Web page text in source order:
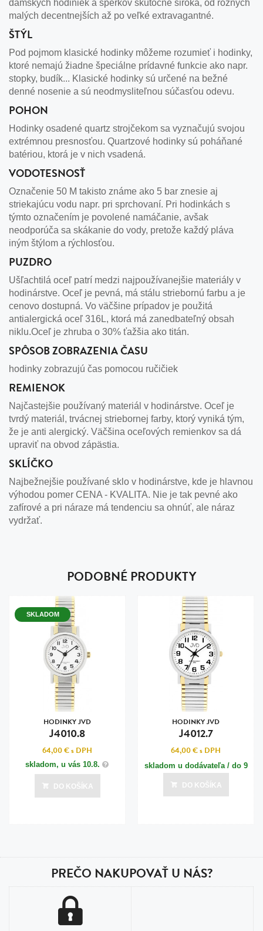
dámskych hodiniek a šperkov skutočne široká, od rôznych
malých decentnejších až po veľké extravagantné.
ŠTÝL
Pod pojmom klasické hodinky môžeme rozumieť i hodinky,
ktoré nemajú žiadne špeciálne prídavné funkcie ako napr.
stopky, budík... Klasické hodinky sú určené na bežné
denné nosenie a sú neodmysliteľnou súčasťou odevu.
POHON
Hodinky osadené quartz strojčekom sa vyznačujú svojou
extrémnou presnosťou. Quartzové hodinky sú poháňané
batériou, ktorá je v nich vsadená.
VODOTESNOSŤ
Označenie 50 M takisto známe ako 5 bar znesie aj
striekajúcu vodu napr. pri sprchovaní. Pri hodinkách s
týmto označením je povolené namáčanie, avšak
neodporúča sa skákanie do vody, pretože každý pláva
iným štýlom a rýchlosťou.
PUZDRO
Ušľachtilá oceľ patrí medzi najpoužívanejšie materiály v
hodinárstve. Oceľ je pevná, má stálu striebornú farbu a je
cenovo dostupná. Vo väčšine prípadov je použitá
antialergická oceľ 316L, ktorá má zanedbateľný obsah
niklu.Oceľ je zhruba o 30% ťažšia ako titán.
SPÔSOB ZOBRAZENIA ČASU
hodinky zobrazujú čas pomocou ručičiek
REMIENOK
Najčastejšie používaný materiál v hodinárstve. Oceľ je
tvrdý materiál, trvácnej striebornej farby, ktorý vyniká tým,
že je anti alergický. Väčšina oceľových remienkov sa dá
upraviť na obvod zápästia.
SKLÍČKO
Najbežnejšie používané sklo v hodinárstve, kde je hlavnou
výhodou pomer CENA - KVALITA. Nie je tak pevné ako
zafírové a pri náraze má tendenciu sa ohnúť, ale náraz
vydržať.
PODOBNÉ PRODUKTY
SKLADOM
HODINKY JVD
J4010.8
64,00 €s DPH
skladom, u vás 10.8.
DO KOŠÍKA
HODINKY JVD
J4012.7
64,00 €s DPH
skladom u dodávateľa / do 9
Posledná aktualizácia dnes o 00:01
DO KOŠÍKA
PREČO NAKUPOVAŤ U NÁS?